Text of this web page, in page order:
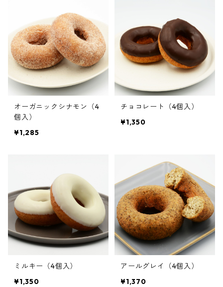
オーガニックシナモン（4
個入）
¥1,285
チョコレート（4個入）
¥1,350
ミルキー（4個入）
¥1,350
アールグレイ（4個入）
¥1,370